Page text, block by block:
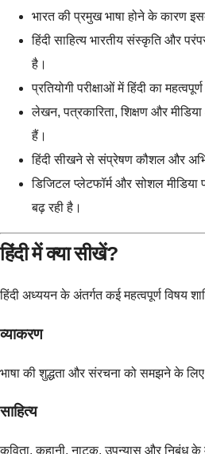
भारत की प्रमुख भाषा होने के कारण
हिंदी साहित्य भारतीय संस्कृति और
है।
प्रतियोगी परीक्षाओं में हिंदी का
लेखन, पत्रकारिता, शिक्षण और
हैं।
हिंदी सीखने से संप्रेषण कौशल और
डिजिटल प्लेटफॉर्म और सोशल मीडिया
बढ़ रही है।
हिंदी में क्या सीखें?
हिंदी अध्ययन के अंतर्गत कई महत्वपूर्ण विषय
व्याकरण
भाषा की शुद्धता और संरचना को समझने के
साहित्य
कविता, कहानी, नाटक, उपन्यास और निबंध के